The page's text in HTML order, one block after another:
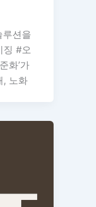
션을
징 #오
화’가
, 노화